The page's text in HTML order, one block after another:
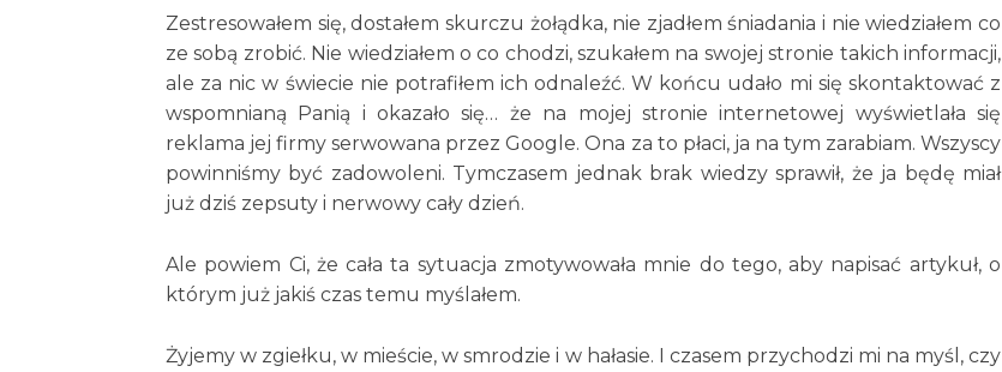
Zestresowałem się, dostałem skurczu żołądka, nie zjadłem śniadania i nie wiedziałem co
ze sobą zrobić. Nie wiedziałem o co chodzi, szukałem na swojej stronie takich informacji,
ale za nic w świecie nie potrafiłem ich odnaleźć. W końcu udało mi się skontaktować z
wspomnianą Panią i okazało się… że na mojej stronie internetowej wyświetlała się
reklama jej firmy serwowana przez Google. Ona za to płaci, ja na tym zarabiam. Wszyscy
powinniśmy być zadowoleni. Tymczasem jednak brak wiedzy sprawił, że ja będę miał
już dziś zepsuty i nerwowy cały dzień.
Ale powiem Ci, że cała ta sytuacja zmotywowała mnie do tego, aby napisać artykuł, o
którym już jakiś czas temu myślałem.
Żyjemy w zgiełku, w mieście, w smrodzie i w hałasie. I czasem przychodzi mi na myśl, czy